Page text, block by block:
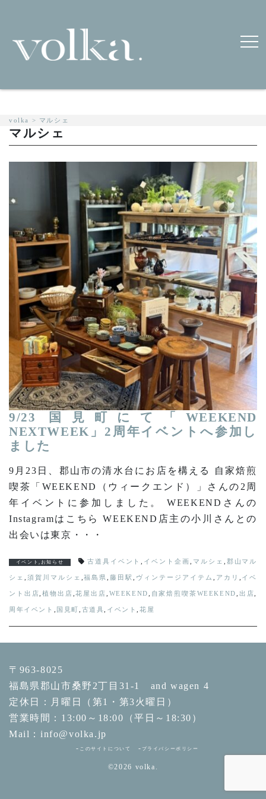
volka > マルシェ
マルシェ
9/23 国見町にて「WEEKEND
NEXTWEEK」2周年イベントへ参加し
ました
9月23日、郡山市の清水台にお店を構える 自家焙煎
喫茶「WEEKEND（ウィークエンド）」さんの2周
年イベントに参加しました。 WEEKENDさんの
Instagramはこちら WEEKEND店主の小川さんとの
出会いは東京・・・
イベント, お知らせ 古道具イベント イベント企画 マルシェ 郡山マル
シェ 須賀川マルシェ ,福島県 藤田駅 ヴィンテージアイテム アカリ イベ
ント出店 植物出店 ,花屋出店 WEEKEND 自家焙煎喫茶WEEKEND 出店
周年イベント 国見町 古道具 イベント ,花屋
〒963-8025
福島県郡山市桑野2丁目31-1 and wagen 4
定休日：月曜日（第1・第3火曜日）
営業時間：13:00～18:00（平日～18:30）
Mail：info@volka.jp
このサイトについて プライバシーポリシー
©2026 volka.